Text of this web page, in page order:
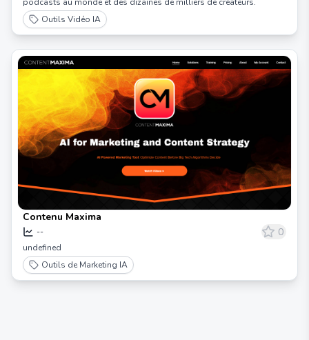
podcasts au monde et des dizaines de milliers de créateurs.
Outils Vidéo IA
Contenu Maxima
-- 0
undefined
Outils de Marketing IA